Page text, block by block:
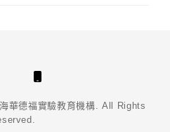
Email
華德福實驗教育機構 . All Rights